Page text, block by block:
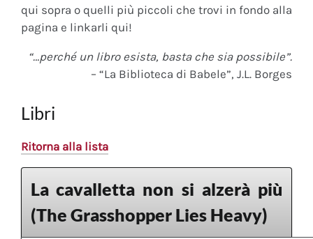
qui sopra o quelli più piccoli che trovi in fondo alla
pagina e linkarli qui!
“…perché un libro esista, basta che sia possibile”.
– “La Biblioteca di Babele”, J.L. Borges
Libri
Ritorna alla lista
La cavalletta non si alzerà più
(The Grasshopper Lies Heavy)